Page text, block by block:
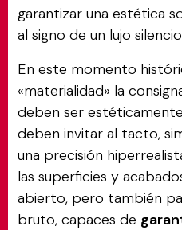
garantizar una estética
al signo de un lujo
En este momento
«materialidad» la
deben ser
deben invitar al tacto,
una precisión
las superficies y
abierto, pero también
bruto, capaces de